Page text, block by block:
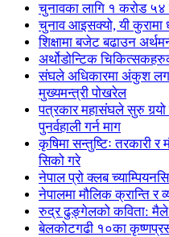
चुनावका लागि १ करोड
चुनाव आइसक्यो, यी कुरामा
शिक्षामा बजेट बढाउन
अर्थोडोन्टिक
संघले अधिकारमा अंकुश
मुख्यमन्त्री पोखरेल
पत्रकार महासंघले सुरु गर्‍यो
पुनर्वहाली गर्न माग
कृषिमा सन्तुष्टिः तरकारी
सिको गरे
नेपाल प्रो क्लब
नेपालमा मौलिक क्रान्ति
रुद्र ढुङ्गेलको कविता:
बेलकोटगढी १०का